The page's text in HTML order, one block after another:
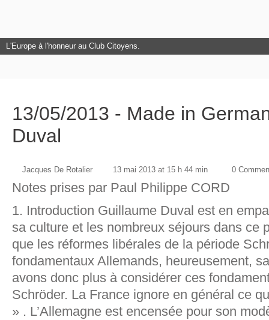
L'Europe à l'honneur au Club Citoyens.
13/05/2013 - Made in
Duval
Jacques De Rotalier 13 mai 2013 at 15 h 44 min 0
Notes prises par Paul Philippe CORD
1. Introduction Guillaume Duval est en
sa culture et les nombreux séjours dans ce
que les réformes libérales de la période
fondamentaux Allemands, heureusement,
avons donc plus à considérer ces
Schröder. La France ignore en général ce
» . L’Allemagne est encensée pour son